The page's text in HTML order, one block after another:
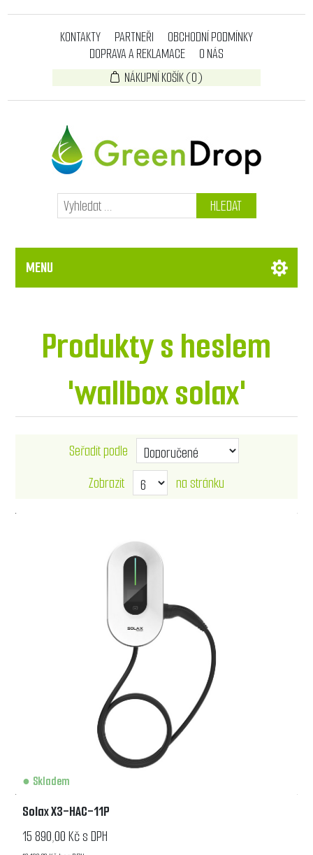
KONTAKTY PARTNEŘI
OBCHODNÍ PODMÍNKY
DOPRAVA A REKLAMACE
O NÁS
NÁKUPNÍ KOŠÍK(0)
HLEDAT
MENU
Produkty s heslem
'wallbox solax'
Seřadit podle
Zobrazit
na stránku
Skladem
Solax X3-HAC-11P
15 890,00 Kč s DPH